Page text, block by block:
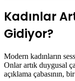
Kadınlar
Gidiyor?
Modern kadınların
Onlar artık duygusal
açıklama çabasının,